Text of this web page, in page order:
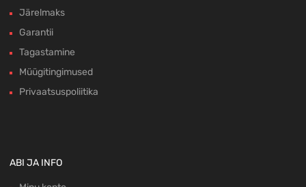
Järelmaks
Garantii
Tagastamine
Müügitingimused
Privaatsuspoliitika
ABI JA INFO